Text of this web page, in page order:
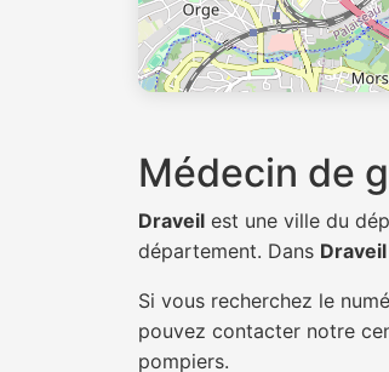
Médecin de
Draveil est une ville du
département. Dans Draveil
Si vous recherchez le
pouvez contacter notre
pompiers.